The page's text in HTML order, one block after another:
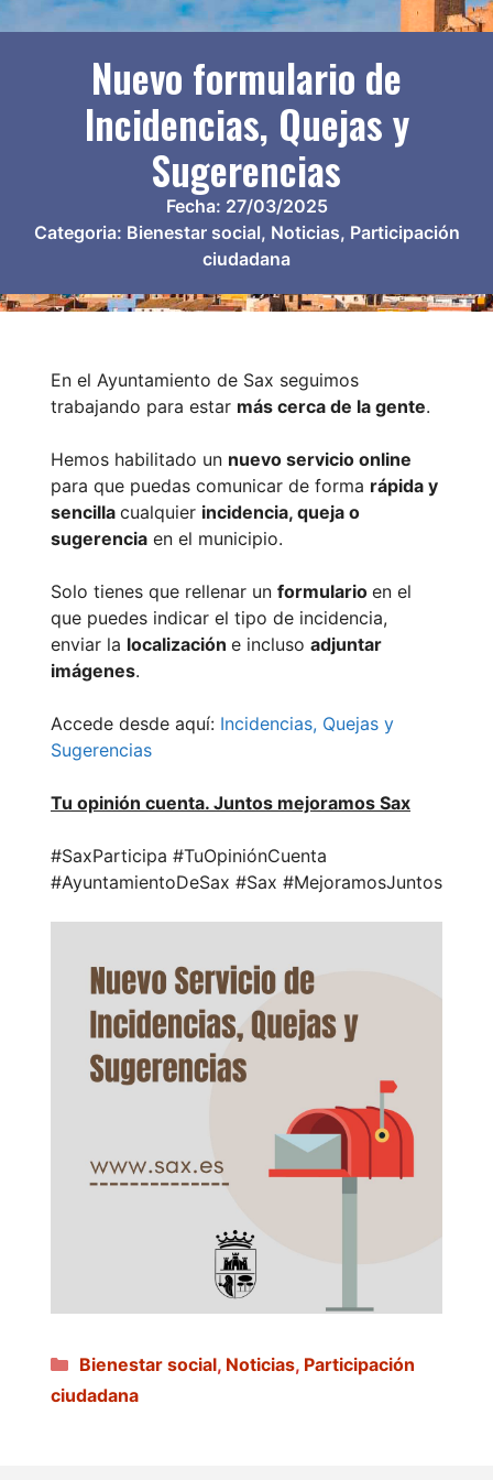
Nuevo formulario de
Incidencias, Quejas y
Sugerencias
Fecha: 27/03/2025
Categoria: Bienestar social, Noticias, Participación
ciudadana
En el Ayuntamiento de Sax seguimos
trabajando para estar más cerca de la gente.
Hemos habilitado un nuevo servicio online
para que puedas comunicar de forma rápida y
sencilla cualquier incidencia, queja o
sugerencia en el municipio.
Solo tienes que rellenar un formulario en el
que puedes indicar el tipo de incidencia,
enviar la localización e incluso adjuntar
imágenes.
Accede desde aquí: Incidencias, Quejas y
Sugerencias
Tu opinión cuenta. Juntos mejoramos Sax
#SaxParticipa #TuOpiniónCuenta
#AyuntamientoDeSax #Sax #MejoramosJuntos
Categorías
Bienestar social, Noticias, Participación
ciudadana